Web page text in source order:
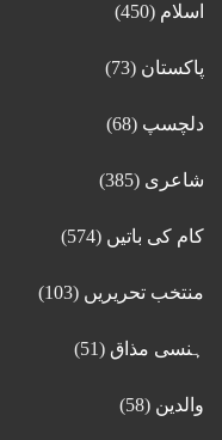
اسلام (450)
پاکستان (73)
دلچسپ (68)
شاعری (385)
کام کی باتیں (574)
منتخب تحریریں (103)
ہنسی مذاق (51)
والدین (58)